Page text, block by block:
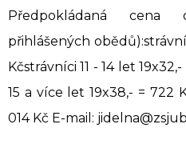
Předpokládaná
přihlášených
Kčstrávníci 11 - 14 let
15 a více let 19x38,- = 722
014 Kč E-mail: